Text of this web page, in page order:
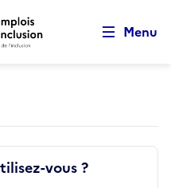
principal
Menu
vous ?